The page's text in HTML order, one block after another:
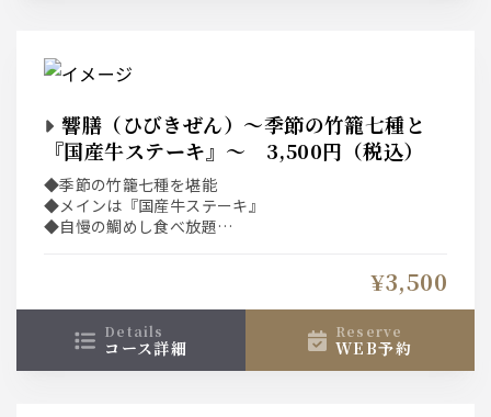
響膳（ひびきぜん）～季節の竹籠七種と
『国産牛ステーキ』～ 3,500円（税込）
◆季節の竹籠七種を堪能
◆メインは『国産牛ステーキ』
◆自慢の鯛めし食べ放題
¥3,500
details
コース詳細
reserve
WEB予約